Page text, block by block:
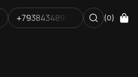
+79384348952 (0)